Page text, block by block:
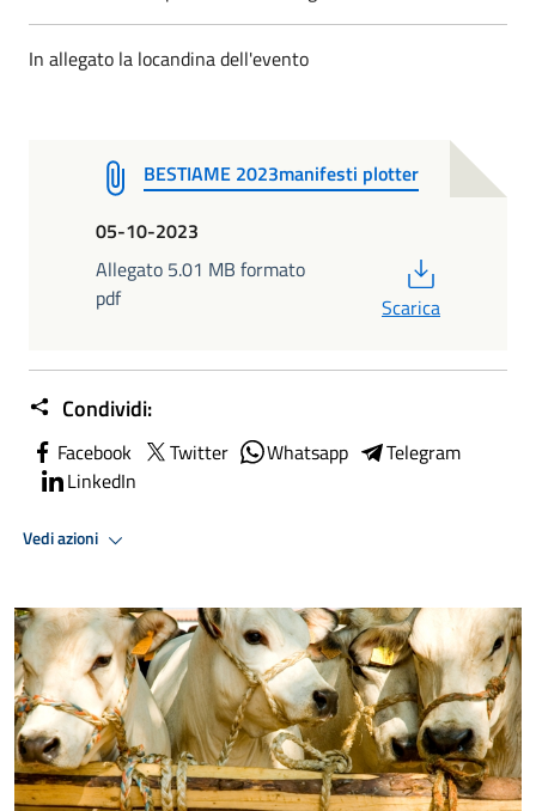
In allegato la locandina dell'evento
BESTIAME 2023manifesti plotter
05-10-2023
Allegato 5.01 MB formato
pdf
Scarica
Condividi:
Facebook Twitter Whatsapp
Telegram
LinkedIn
Vedi azioni